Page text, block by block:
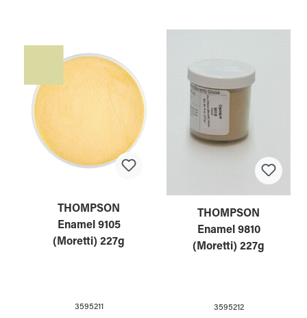
THOMPSON
Enamel 9105
(Moretti) 227g
3595211
THOMPSON
Enamel 9810
(Moretti) 227g
3595212